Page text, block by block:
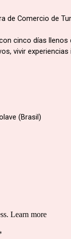
de Comercio de
cinco días llenos
vivir
(Brasil)
Learn more